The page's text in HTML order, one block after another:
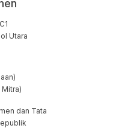
Utara
dan Tata